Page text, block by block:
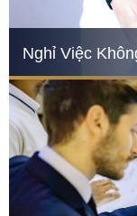
Nghỉ Việc